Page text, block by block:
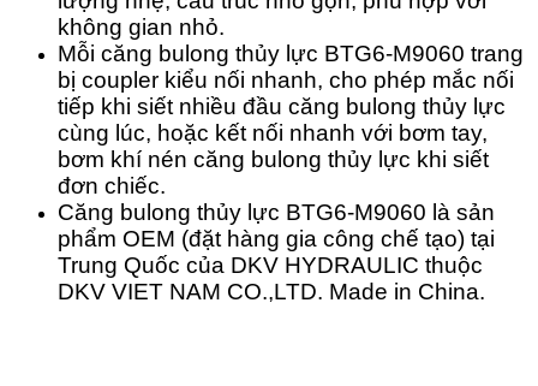
không gian nhỏ.
Mỗi căng bulong thủy lực BTG6-M9060 trang
bị coupler kiểu nối nhanh, cho phép mắc nối
tiếp khi siết nhiều đầu căng bulong thủy lực
cùng lúc, hoặc kết nối nhanh với bơm tay,
bơm khí nén căng bulong thủy lực khi siết
đơn chiếc.
Căng bulong thủy lực BTG6-M9060 là sản
phẩm OEM (đặt hàng gia công chế tạo) tại
Trung Quốc của DKV HYDRAULIC thuộc
DKV VIET NAM CO.,LTD. Made in China.